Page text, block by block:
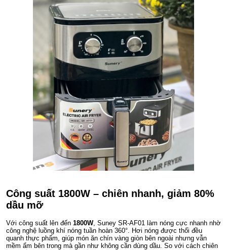
Công suất 1800W – chiên nhanh, giảm 80%
dầu mỡ
Với công suất lên đến 1800W, Suney SR-AF01 làm nóng cực nhanh nhờ
công nghệ luồng khí nóng tuần hoàn 360°. Hơi nóng được thổi đều
quanh thực phẩm, giúp món ăn chín vàng giòn bên ngoài nhưng vẫn
mềm ẩm bên trong mà gần như không cần dùng dầu. So với cách chiên